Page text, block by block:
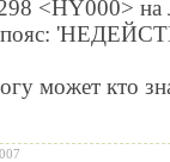
<HY000> на
пояс:
может кто